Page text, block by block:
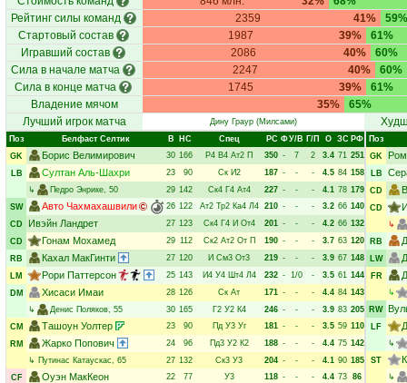
Рейтинг силы команд
2359 41%
59%
Стартовый состав
1987 39%
61%
Игравший состав
2086 40%
60%
Сила в начале матча
2247 40%
60%
Сила в конце матча
1745 39%
61%
Владение мячом
35%
65%
Лучший игрок матча
Дину Граур (Милсами)
Поз Белфаст Селтик В НC Спец РC ФУ/В Г/П О ЗС РФ
GK
Борис Велимирович 30 166 Р4 В4 Ат2 П 350 - 7 2 3.4 71 251
LB
Султан Аль-Шахри 23 90 Ск И2 187 - - - 4.5 84 158
↳
Педро Энрике, 50 29 142 Ск4 Г4 Ат4 227 - - - 4.1 78 179
SW
Авто Чахмахашвили 26 122 Ат2 Тр2 Ка4 Л4 210 - - - 3.2 66 140
CD
Ивэйн Ландрет 27 123 Ск4 Г4 И От4 201 - - - 4.2 66 132
CD
Гонам Мохамед 29 112 Ск2 Ат2 От П 190 - - - 3.7 63 120
RB
Кахал МакГинти 27 120 И См3 От3 219 - - - 3.9 67 148
LM
Рори Паттерсон 25 143 И4 У4 Шт4 Л4 232 - 1/0 - 3.5 61 144
DM
Хисаси Имаи 28 126 Ск Ат 171 - - - 4.4 84 143
↳
Денис Поляков, 55 30 165 Г2 У2 К4 246 - - - 3.9 83 205
CM
Ташоун Уолтер 23 90 Пд У3 Уг 181 - - - 3.5 59 110
RM
Жарко Попович 24 96 Пд3 У2 К2 188 - - - 4.4 75 142
↳ Путинас Катаускас, 65 27 132 Ск3 У3 204 - - - 4.1 90 185
CF
Оуэн МакКеон 22 77 У3 118 - - - 4.4 73 86
Поз
GK
LB
CD
CD
↳
RB
LW
FR
↳
RW
LF
↳
ST
↳